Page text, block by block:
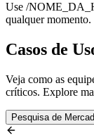
Use /
qualquer
Casos de
Veja como as
críticos. Explore
Pesquisa de